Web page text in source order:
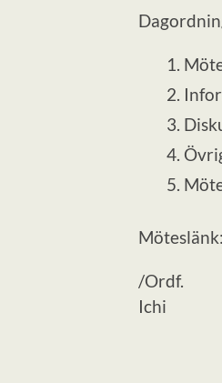
Möteslänk:
/Ordf.
Ichi